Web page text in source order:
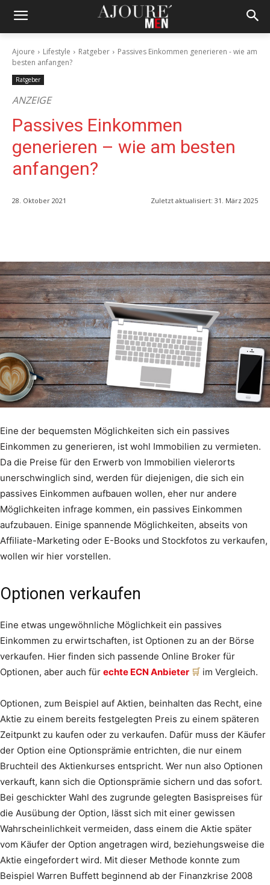
Ajoure Lifestyle Ratgeber
Passives Einkommen generieren - wie am
besten anfangen?
Ratgeber
ANZEIGE
Passives Einkommen
generieren – wie am besten
anfangen?
28. Oktober 2021 Zuletzt aktualisiert: 31. März 2025
Eine der bequemsten Möglichkeiten sich ein passives
Einkommen zu generieren, ist wohl Immobilien zu vermieten.
Da die Preise für den Erwerb von Immobilien vielerorts
unerschwinglich sind, werden für diejenigen, die sich ein
passives Einkommen aufbauen wollen, eher nur andere
Möglichkeiten infrage kommen, ein passives Einkommen
aufzubauen. Einige spannende Möglichkeiten, abseits von
Affiliate-Marketing oder E-Books und Stockfotos zu verkaufen,
wollen wir hier vorstellen.
Optionen verkaufen
Eine etwas ungewöhnliche Möglichkeit ein passives
Einkommen zu erwirtschaften, ist Optionen zu an der Börse
verkaufen. Hier finden sich passende Online Broker für
Optionen, aber auch für echte ECN Anbieter im Vergleich.
Optionen, zum Beispiel auf Aktien, beinhalten das Recht, eine
Aktie zu einem bereits festgelegten Preis zu einem späteren
Zeitpunkt zu kaufen oder zu verkaufen. Dafür muss der Käufer
der Option eine Optionsprämie entrichten, die nur einem
Bruchteil des Aktienkurses entspricht. Wer nun also Optionen
verkauft, kann sich die Optionsprämie sichern und das sofort.
Bei geschickter Wahl des zugrunde gelegten Basispreises für
die Ausübung der Option, lässt sich mit einer gewissen
Wahrscheinlichkeit vermeiden, dass einem die Aktie später
vom Käufer der Option angetragen wird, beziehungsweise die
Aktie eingefordert wird. Mit dieser Methode konnte zum
Beispiel Warren Buffett beginnend ab der Finanzkrise 2008